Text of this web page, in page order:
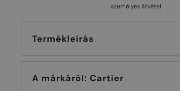
személyes átvétel
Termékleírás
A márkáról: Cartier